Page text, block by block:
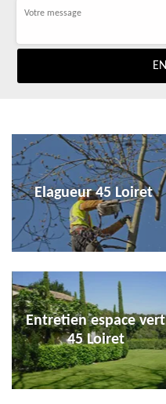
Elagueur 45 Loiret
Entretien espace vert
45 Loiret